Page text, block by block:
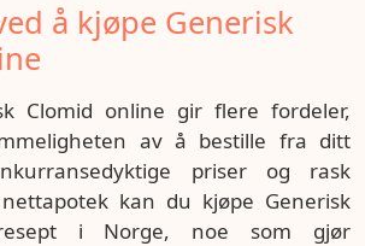
å kjøpe Generisk
Clomid online gir flere fordeler,
av å bestille fra ditt
priser og rask
kan du kjøpe Generisk
i Norge, noe som gjør